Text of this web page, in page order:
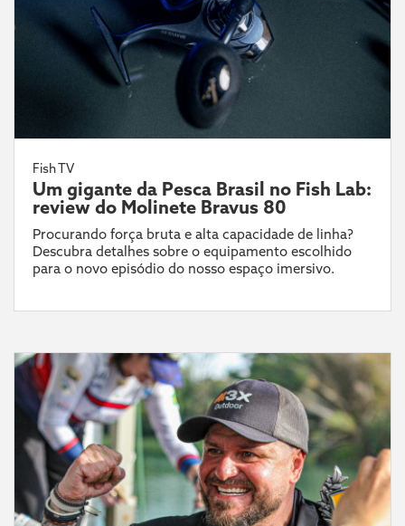
Fish TV
Um gigante da Pesca Brasil no Fish Lab:
review do Molinete Bravus 80
Procurando força bruta e alta capacidade de linha?
Descubra detalhes sobre o equipamento escolhido
para o novo episódio do nosso espaço imersivo.